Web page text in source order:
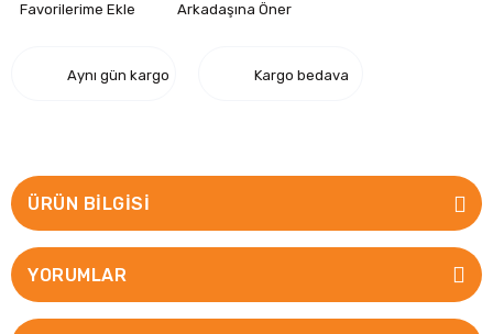
Arkadaşına Öner
Aynı gün kargo Kargo bedava
ÜRÜN BILGISI
YORUMLAR